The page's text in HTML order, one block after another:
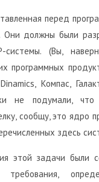
перед
Они должны были
системы. (Вы,
программных
Компас,
не подумали, что
сообщу, это ядро
здесь
этой задачи были
требования,